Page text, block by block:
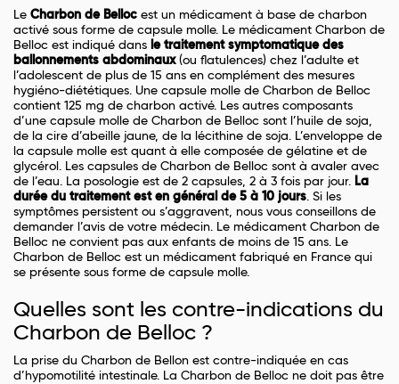
Le Charbon de Belloc est un médicament à base de charbon
activé sous forme de capsule molle. Le médicament Charbon de
Belloc est indiqué dans le traitement symptomatique des
ballonnements abdominaux(ou flatulences) chez l’adulte et
l’adolescent de plus de 15 ans en complément des mesures
hygiéno-diététiques. Une capsule molle de Charbon de Belloc
contient 125 mg de charbon activé. Les autres composants
d’une capsule molle de Charbon de Belloc sont l’huile de soja,
de la cire d’abeille jaune, de la lécithine de soja. L’enveloppe de
la capsule molle est quant à elle composée de gélatine et de
glycérol. Les capsules de Charbon de Belloc sont à avaler avec
de l’eau. La posologie est de 2 capsules, 2 à 3 fois par jour. La
durée du traitement est en général de 5 à 10 jours. Si les
symptômes persistent ou s’aggravent, nous vous conseillons de
demander l’avis de votre médecin. Le médicament Charbon de
Belloc ne convient pas aux enfants de moins de 15 ans. Le
Charbon de Belloc est un médicament fabriqué en France qui
se présente sous forme de capsule molle.
Quelles sont les contre-indications du
Charbon de Belloc ?
La prise du Charbon de Bellon est contre-indiquée en cas
d’hypomotilité intestinale. La Charbon de Belloc ne doit pas être